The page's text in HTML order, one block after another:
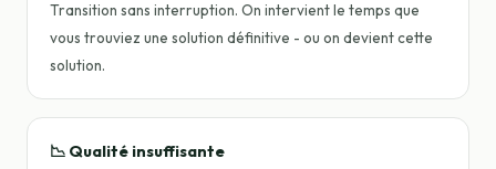
Transition sans interruption. On intervient le temps que
vous trouviez une solution définitive - ou on devient cette
solution.
📉 Qualité insuffisante